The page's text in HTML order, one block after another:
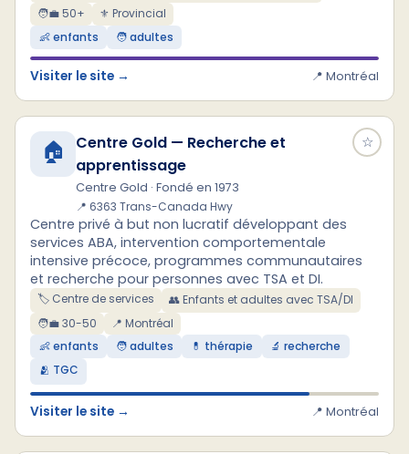
🧑‍💼 50+
⚜ Provincial
👶 enfants
🧑 adultes
Visiter le site → 📍 Montréal
☆
🏠
Centre Gold — Recherche et
apprentissage
Centre Gold · Fondé en 1973
📍 6363 Trans-Canada Hwy
Centre privé à but non lucratif développant des
services ABA, intervention comportementale
intensive précoce, programmes communautaires
et recherche pour personnes avec TSA et DI.
🏷️ Centre de services
👥 Enfants et adultes avec TSA/DI
🧑‍💼 30-50
📍 Montréal
👶 enfants
🧑 adultes 💊 thérapie
🔬 recherche
🫂 TGC
Visiter le site → 📍 Montréal